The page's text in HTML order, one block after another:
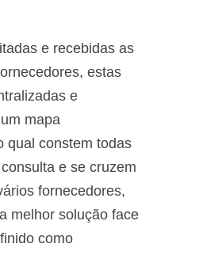
e recebidas as
estas
e
mapa
qual constem todas
e se cruzem
fornecedores,
melhor solução face
como